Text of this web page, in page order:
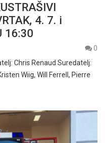
4. 7. i
16:30
0
Chris Renaud Suredatelj:
Wiig, Will Ferrell, Pierre